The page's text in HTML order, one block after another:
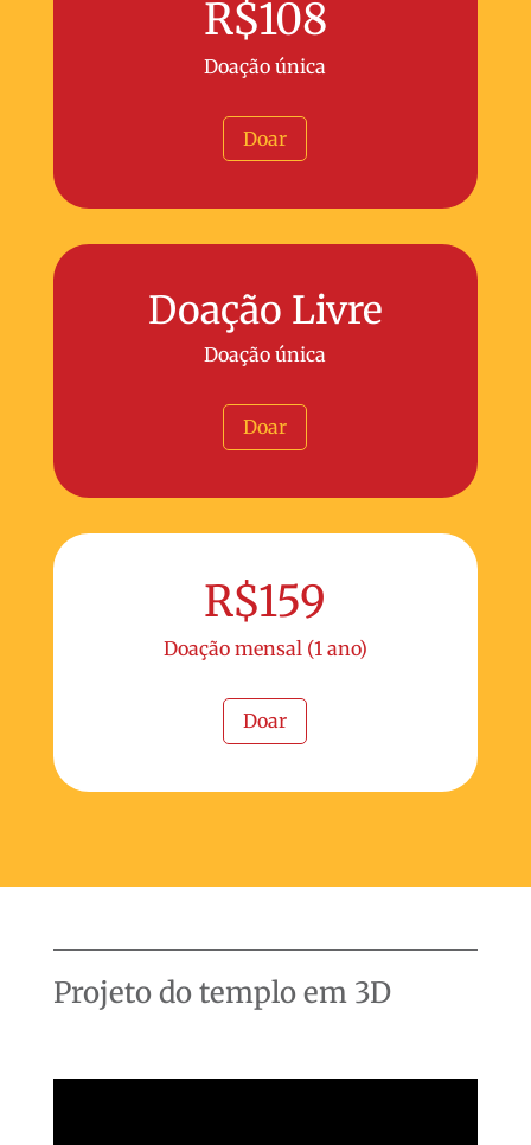
R$108
Doação única
Doar
Doação Livre
Doação única
Doar
R$159
Doação mensal (1 ano)
Doar
Projeto do templo em 3D